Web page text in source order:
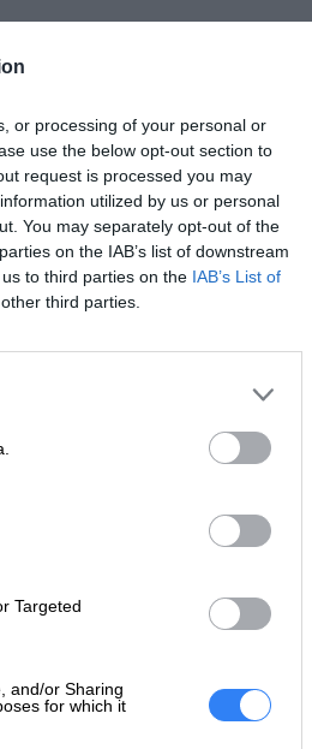
or processing of your personal or
use the below opt-out section to
request is processed you may
utilized by us or personal
You may separately opt-out of the
on the IAB’s list of downstream
to third parties on the IAB’s List of
third parties.
Targeted
and/or Sharing
for which it
7.2K RPM SATA 6Gbps 512n 3.5in